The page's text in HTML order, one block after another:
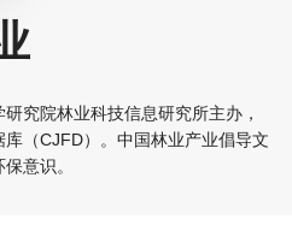
究院林业科技信息研究所主办，
（CJFD）。中国林业产业倡导文
意识。